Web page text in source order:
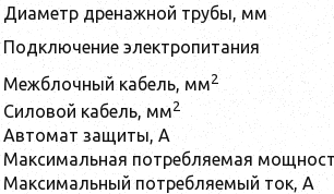
Диаметр дренажной трубы, мм
Подключение электропитания
Межблочный кабель, мм2
Силовой кабель, мм2
Автомат защиты, А
Максимальная потребляемая
Максимальный потребляемый ток, А